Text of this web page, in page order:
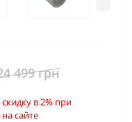
499 грн
в 2% при
сайте